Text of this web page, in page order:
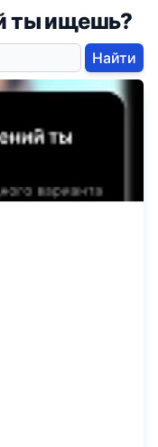
ты ищешь?
Найти